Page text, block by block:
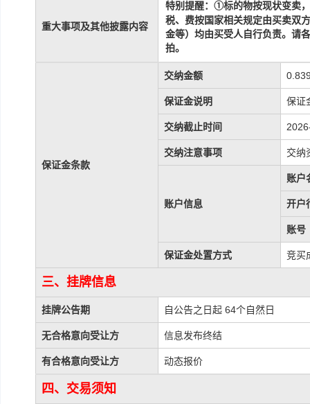
重大事项及其他披露内容
特别提醒： ①标的物按现状变卖
税、费按国家相关规定由买卖双
金等）均由买受人自行负责。请
拍。
保证金条款
交纳金额
保证金说明 保证
交纳截止时间
交纳注意事项 交纳
账户信息
账户
开户
账号
保证金处置方式 竞买
三、挂牌信息
挂牌公告期 自公告之日起 64个自然日
无合格意向受让方 信息发布终结
有合格意向受让方 动态报价
四、交易须知